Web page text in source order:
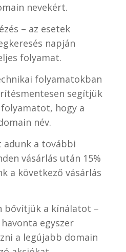
nevekért.
– az esetek
napján
folyamat.
folyamatokban
segítjük
hogy a
név.
adunk a további
vásárlás után 15%
a következő vásárlás
bővítjük a kínálatot –
egyszer
a legújabb domain